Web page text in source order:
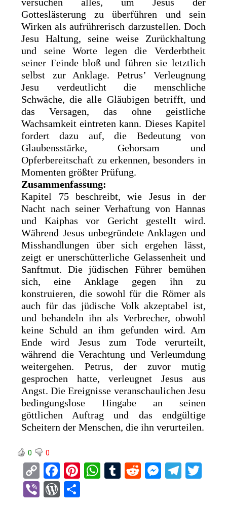
Gotteslästerung zu überführen und sein
Wirken als aufrührerisch darzustellen. Doch
Jesu Haltung, seine weise Zurückhaltung
und seine Worte legen die Verderbtheit
seiner Feinde bloß und führen sie letztlich
selbst zur Anklage. Petrus’ Verleugnung
Jesu verdeutlicht die menschliche
Schwäche, die alle Gläubigen betrifft, und
das Versagen, das ohne geistliche
Wachsamkeit eintreten kann. Dieses Kapitel
fordert dazu auf, die Bedeutung von
Glaubensstärke, Gehorsam und
Opferbereitschaft zu erkennen, besonders in
Momenten größter Prüfung.
Zusammenfassung:
Kapitel 75 beschreibt, wie Jesus in der
Nacht nach seiner Verhaftung von Hannas
und Kaiphas vor Gericht gestellt wird.
Während Jesus unbegründete Anklagen und
Misshandlungen über sich ergehen lässt,
zeigt er unerschütterliche Gelassenheit und
Sanftmut. Die jüdischen Führer bemühen
sich, eine Anklage gegen ihn zu
konstruieren, die sowohl für die Römer als
auch für das jüdische Volk akzeptabel ist,
und behandeln ihn als Verbrecher, obwohl
keine Schuld an ihm gefunden wird. Am
Ende wird Jesus zum Tode verurteilt,
während die Verachtung und Verleumdung
weitergehen. Petrus, der zuvor mutig
gesprochen hatte, verleugnet Jesus aus
Angst. Die Ereignisse veranschaulichen Jesu
bedingungslose Hingabe an seinen
göttlichen Auftrag und das endgültige
Scheitern der Menschen, die ihn verurteilen.
0 0
C
o
py
F
a
ce
Pi W T
R
M T
Vi W